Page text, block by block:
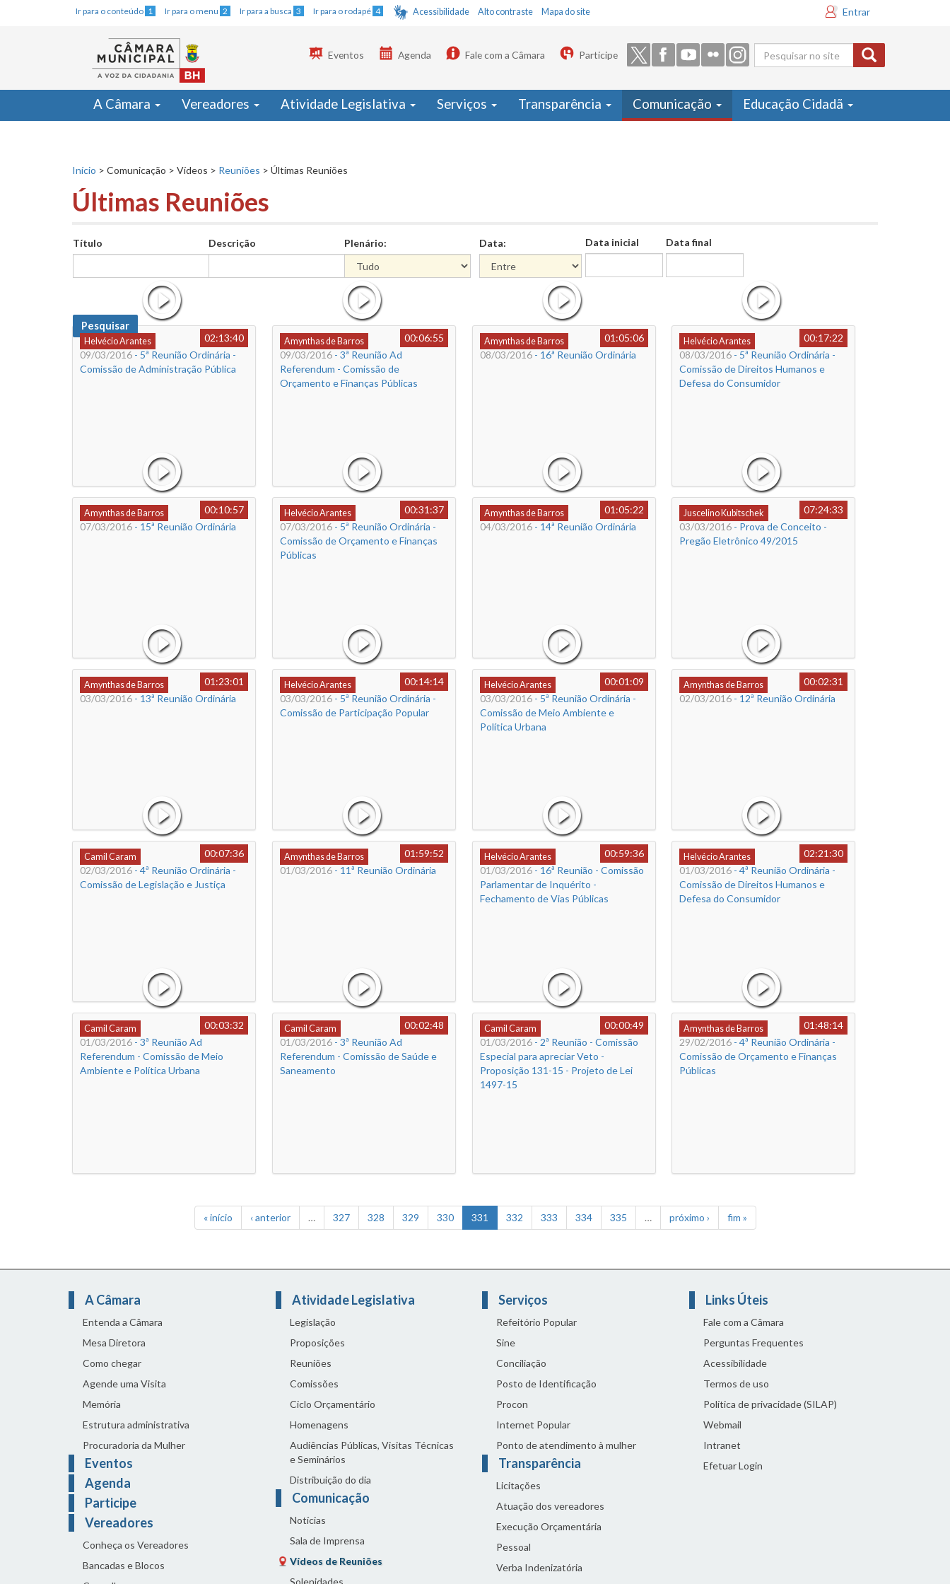
Ir para o conteúdo 1 Ir para o menu 2 Ir para a busca 3 Ir para o rodapé 4 Acessibilidade Alto contraste Mapa do site Entrar
Formulário
de busca
Eventos Agenda Fale com a Câmara Participe
A Câmara Vereadores Atividade Legislativa Serviços Transparência Comunicação Educação Cidadã
Início > Comunicação > Vídeos > Reuniões > Últimas Reuniões
Últimas Reuniões
Título Descrição Plenário: Data: Data inicial Data final
Pesquisar
Helvécio Arantes
02:13:40
09/03/2016 - 5ª Reunião Ordinária -
Comissão de Administração Pública
Amynthas de Barros
00:06:55
09/03/2016- 3ª Reunião Ad
Referendum - Comissão de
Orçamento e Finanças Públicas
Amynthas de Barros
01:05:06
08/03/2016- 16ª Reunião Ordinária
Helvécio Arantes
00:17:22
08/03/2016 - 5ª Reunião Ordinária -
Comissão de Direitos Humanos e
Defesa do Consumidor
Amynthas de Barros
00:10:57
07/03/2016 - 15ª Reunião Ordinária
Helvécio Arantes
00:31:37
07/03/2016- 5ª Reunião Ordinária -
Comissão de Orçamento e Finanças
Públicas
Amynthas de Barros
01:05:22
04/03/2016- 14ª Reunião Ordinária
Juscelino Kubitschek
07:24:33
03/03/2016 - Prova de Conceito -
Pregão Eletrônico 49/2015
Amynthas de Barros
01:23:01
03/03/2016 - 13ª Reunião Ordinária
Helvécio Arantes
00:14:14
03/03/2016- 5ª Reunião Ordinária -
Comissão de Participação Popular
Helvécio Arantes
00:01:09
03/03/2016- 5ª Reunião Ordinária -
Comissão de Meio Ambiente e
Política Urbana
Amynthas de Barros
00:02:31
02/03/2016 - 12ª Reunião Ordinária
Camil Caram
00:07:36
02/03/2016 - 4ª Reunião Ordinária -
Comissão de Legislação e Justiça
Amynthas de Barros
01:59:52
01/03/2016- 11ª Reunião Ordinária
Helvécio Arantes
00:59:36
01/03/2016- 16ª Reunião - Comissão
Parlamentar de Inquérito -
Fechamento de Vias Públicas
Helvécio Arantes
02:21:30
01/03/2016 - 4ª Reunião Ordinária -
Comissão de Direitos Humanos e
Defesa do Consumidor
Camil Caram
00:03:32
01/03/2016 - 3ª Reunião Ad
Referendum - Comissão de Meio
Ambiente e Política Urbana
Camil Caram
00:02:48
01/03/2016- 3ª Reunião Ad
Referendum - Comissão de Saúde e
Saneamento
Camil Caram
00:00:49
01/03/2016- 2ª Reunião - Comissão
Especial para apreciar Veto -
Proposição 131-15 - Projeto de Lei
1497-15
Amynthas de Barros
01:48:14
29/02/2016 - 4ª Reunião Ordinária -
Comissão de Orçamento e Finanças
Públicas
« início ‹ anterior … 327 328 329 330 331 332 333 334 335 … próximo › fim »
A Câmara
Entenda a Câmara
Mesa Diretora
Como chegar
Agende uma Visita
Memória
Estrutura administrativa
Procuradoria da Mulher
Eventos
Agenda
Participe
Vereadores
Conheça os Vereadores
Bancadas e Blocos
Atividade Legislativa
Legislação
Proposições
Reuniões
Comissões
Ciclo Orçamentário
Homenagens
Audiências Públicas, Visitas Técnicas
e Seminários
Distribuição do dia
Comunicação
Notícias
Sala de Imprensa
Vídeos de Reuniões
Solenidades
Serviços
Refeitório Popular
Sine
Conciliação
Posto de Identificação
Procon
Internet Popular
Ponto de atendimento à mulher
Transparência
Licitações
Atuação dos vereadores
Execução Orçamentária
Pessoal
Verba Indenizatória
Links Úteis
Fale com a Câmara
Perguntas Frequentes
Acessibilidade
Termos de uso
Política de privacidade (SILAP)
Webmail
Intranet
Efetuar Login